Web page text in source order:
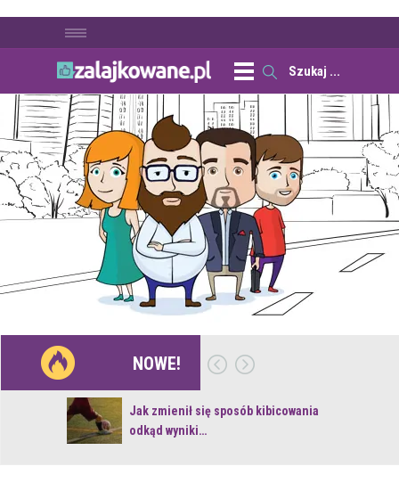
NOWE!
Jak zmienił się sposób kibicowania
odkąd wyniki…